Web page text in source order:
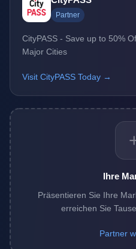
Partner
CityPASS - Save up to 50%
Major Cities
Visit CityPASS Today →
Ihre
Präsentieren Sie Ihre
erreichen Sie
Partner